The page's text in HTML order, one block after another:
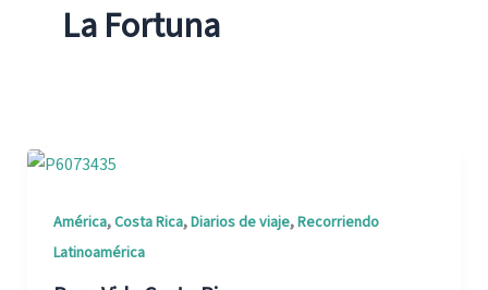
La Fortuna
América,Costa Rica,Diarios de viaje,Recorriendo
Latinoamérica